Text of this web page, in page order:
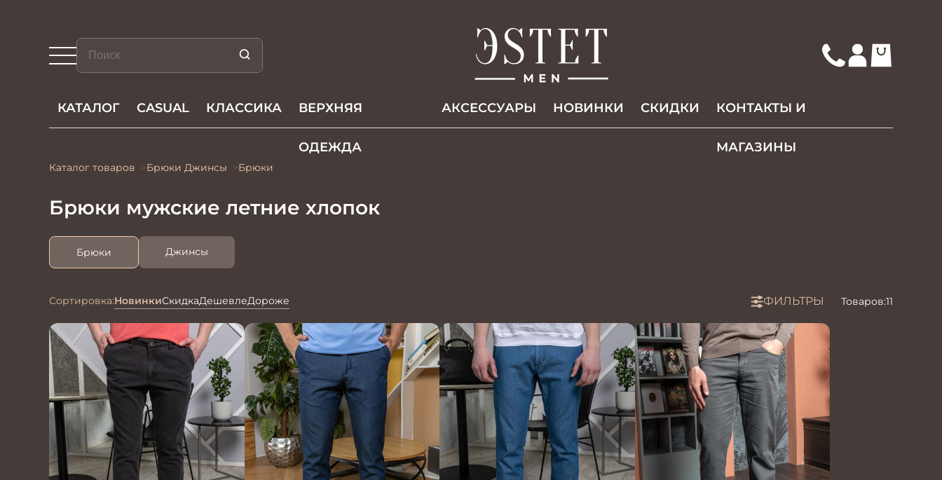
КАТАЛОГ CASUAL КЛАССИКА ВЕРХНЯЯ
ОДЕЖДА
АКCЕССУАРЫ НОВИНКИ СКИДКИ КОНТАКТЫ И
МАГАЗИНЫ
Каталог товаров Брюки Джинсы Брюки
Брюки мужские летние хлопок
Брюки Джинсы
Сортировка:НовинкиСкидкаДешевлеДороже ФИЛЬТРЫ Товаров:11